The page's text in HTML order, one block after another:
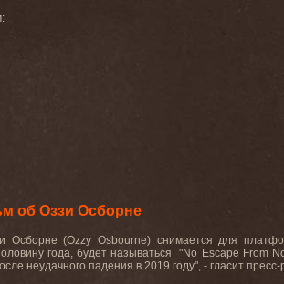
:
об Оззи Осборне
Осборне (Ozzy Osbourne) снимается для
года, будет называться "No Escape From
неудачного падения в 2019 году", - гласит пресс-